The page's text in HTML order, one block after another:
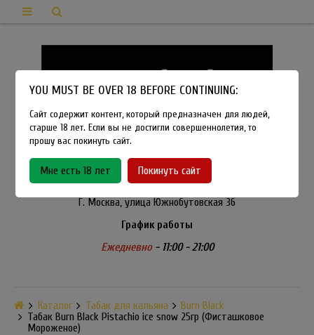
8-915-450-21-92
Розничный магазин Method Vapeshop
Г. Москва, улица Южнобутовская 36
График работы
Ежедневно- 11:00 - 21:00
Каталог Табак для кальяна
Burn Black
Табак Burn Black Pistachio ice snow 25гр (Фисташковое
Мороженое)
YOU MUST BE OVER 18 BEFORE CONTINUING:
Сайт содержит контент, который предназначен для людей,
старше 18 лет. Если вы не достигли совершеннолетия, то
прошу вас покинуть сайт.
Мне есть 18 лет Покинуть сайт